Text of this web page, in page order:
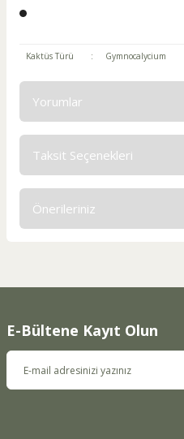
Kaktüs Türü : Gymnocalycium
Yorumlar
Taksit Seçenekleri
Önerileriniz
Ürün resmi kalitesiz, bozuk
E-Bültene Kayıt Olun